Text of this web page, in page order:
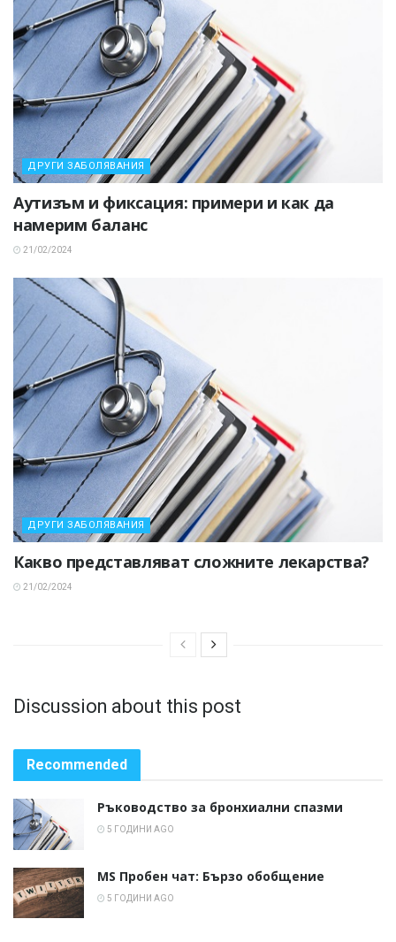
ДРУГИ ЗАБОЛЯВАНИЯ
Аутизъм и фиксация: примери и как да
намерим баланс
21/02/2024
ДРУГИ ЗАБОЛЯВАНИЯ
Какво представляват сложните лекарства?
21/02/2024
Discussion about this post
Recommended
Ръководство за бронхиални спазми
5 ГОДИНИ AGO
MS Пробен чат: Бързо обобщение
5 ГОДИНИ AGO